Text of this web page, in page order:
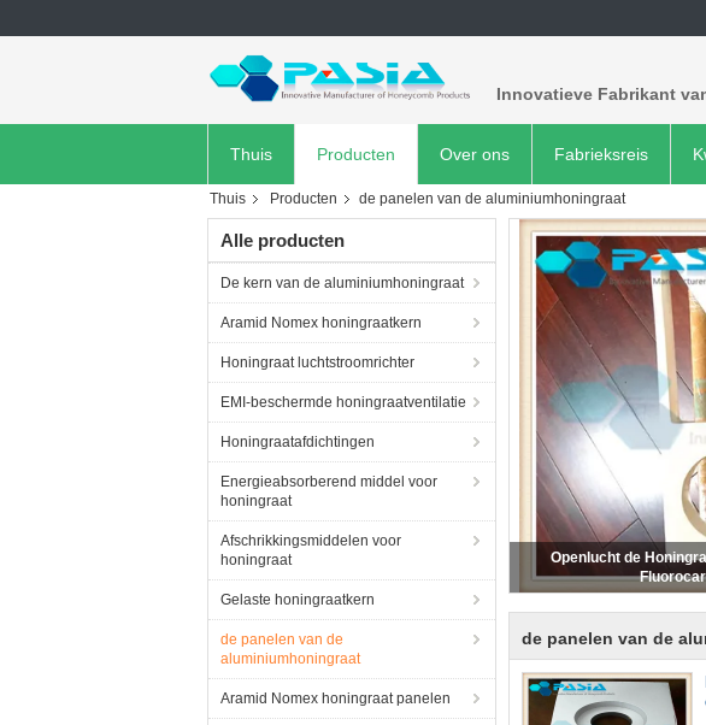
Innovatieve Fabrikant
Thuis Producten Over ons Fabrieksreis
Thuis Producten de panelen van de aluminiumhoningraat
Alle producten
De kern van de aluminiumhoningraat
Aramid Nomex honingraatkern
Honingraat luchtstroomrichter
EMI-beschermde honingraatventilatie
Honingraatafdichtingen
Energieabsorberend middel voor
honingraat
Afschrikkingsmiddelen voor
honingraat
Gelaste honingraatkern
de panelen van de
aluminiumhoningraat
Aramid Nomex honingraat panelen
De geborstelde Plaat
de panelen van de